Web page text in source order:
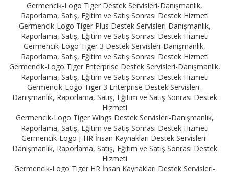
Germencik-Logo Tiger Destek Servisleri-Danışmanlık,
Raporlama, Satış, Eğitim ve Satış Sonrası Destek Hizmeti
Germencik-Logo Tiger Plus Destek Servisleri-Danışmanlık,
Raporlama, Satış, Eğitim ve Satış Sonrası Destek Hizmeti
Germencik-Logo Tiger 3 Destek Servisleri-Danışmanlık,
Raporlama, Satış, Eğitim ve Satış Sonrası Destek Hizmeti
Germencik-Logo Tiger Enterprise Destek Servisleri-Danışmanlık,
Raporlama, Satış, Eğitim ve Satış Sonrası Destek Hizmeti
Germencik-Logo Tiger 3 Enterprise Destek Servisleri-
Danışmanlık, Raporlama, Satış, Eğitim ve Satış Sonrası Destek
Hizmeti
Germencik-Logo Tiger Wings Destek Servisleri-Danışmanlık,
Raporlama, Satış, Eğitim ve Satış Sonrası Destek Hizmeti
Germencik-Logo J-HR İnsan Kaynakları Destek Servisleri-
Danışmanlık, Raporlama, Satış, Eğitim ve Satış Sonrası Destek
Hizmeti
Germencik-Logo Tiger HR İnsan Kaynakları Destek Servisleri-